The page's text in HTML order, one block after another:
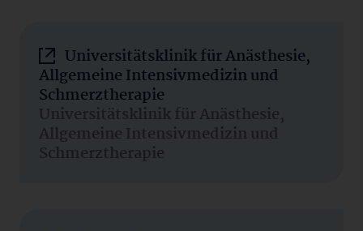
Universitätsklinik für Anästhesie,
Allgemeine Intensivmedizin und
Schmerztherapie
Universitätsklinik für Anästhesie,
Allgemeine Intensivmedizin und
Schmerztherapie